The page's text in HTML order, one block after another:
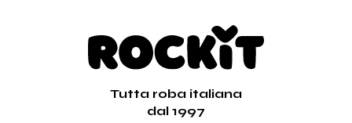
Tutta roba italiana
dal 1997